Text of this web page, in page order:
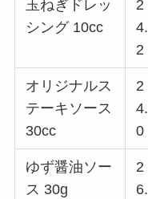
玉ねぎドレッ
シング 10cc
2
4.
2
オリジナルス
テーキソース
30cc
2
4.
0
ゆず醤油ソー
ス 30g
2
6.